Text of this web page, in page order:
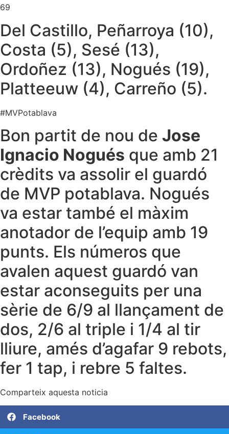
69
Del Castillo, Peñarroya (10),
Costa (5), Sesé (13),
Ordoñez (13), Nogués (19),
Platteeuw (4), Carreño (5).
#MVPotablava
Bon partit de nou de Jose
Ignacio Nogués que amb 21
crèdits va assolir el guardó
de MVP potablava. Nogués
va estar també el màxim
anotador de l’equip amb 19
punts. Els números que
avalen aquest guardó van
estar aconseguits per una
sèrie de 6/9 al llançament de
dos, 2/6 al triple i 1/4 al tir
lliure, amés d’agafar 9 rebots,
fer 1 tap, i rebre 5 faltes.
Comparteix aquesta noticia
Facebook